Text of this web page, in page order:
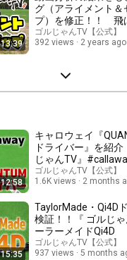
13:39
グ（アライメント＆
プ）を修正！！ 飛
道シーズン4「ゴル
Ｖ」
ゴルじゃんTV【公式】
392 views
2 years ago
12:58
キャロウェイ『
ドライバー』を紹
じゃんTV』
#quantum
ゴルじゃんTV【公式】
1.6K views
2 months
15:35
TaylorMade・Qi4D
検証！！『 ゴルじ
ーラーメイドQi4D
ゴルじゃんTV【公式】
937 views
5 months